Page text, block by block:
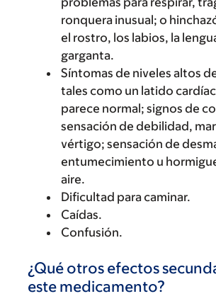
ronquera inusual; o
el rostro, los labios, la
garganta.
Síntomas de niveles altos
tales como un latido
parece normal; signos de
sensación de debilidad,
vértigo; sensación de
entumecimiento u
aire.
Dificultad para caminar.
Caídas.
Confusión.
¿Qué otros efectos
este medicamento?